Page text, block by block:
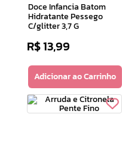
Doce Infancia Batom
Hidratante Pessego
C/glitter 3,7 G
R$13,99
Adicionar ao Carrinho